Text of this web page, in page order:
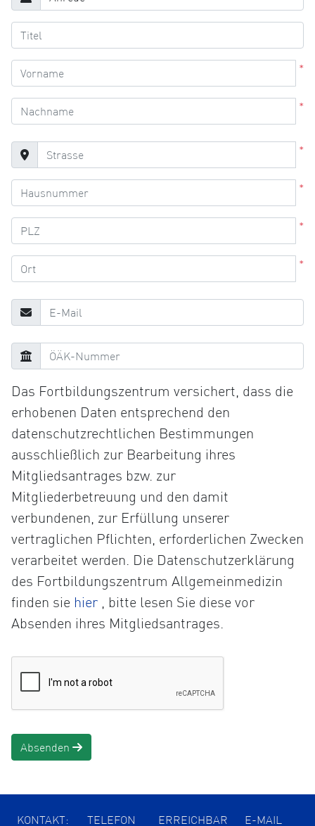
*
*
*
*
*
*
Das Fortbildungszentrum versichert, dass die
erhobenen Daten entsprechend den
datenschutzrechtlichen Bestimmungen
ausschließlich zur Bearbeitung ihres
Mitgliedsantrages bzw. zur
Mitgliederbetreuung und den damit
verbundenen, zur Erfüllung unserer
vertraglichen Pflichten, erforderlichen Zwecken
verarbeitet werden. Die Datenschutzerklärung
des Fortbildungszentrum Allgemeinmedizin
finden sie hier
Öffnet
die
einem
neuen
, bitte lesen Sie diese vor
Absenden ihres Mitgliedsantrages.
Absenden
KONTAKT: TELEFON ERREICHBAR E-MAIL